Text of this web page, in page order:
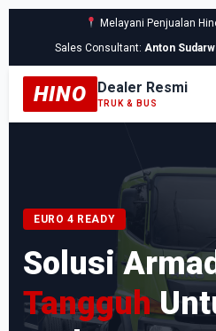
Melayani Penjualan
Sales Consultant:Anton
HINO Dealer Resmi
TRUK & BUS
EURO 4 READY
Solusi
Tangguh